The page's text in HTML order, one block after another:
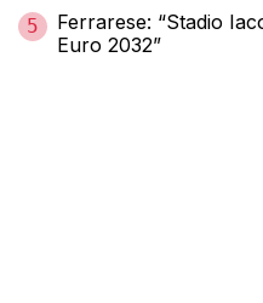
5
Ferrarese: “Stadio
Euro 2032”